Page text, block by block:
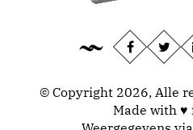
© Copyright 2026, Alle
Made with ♥